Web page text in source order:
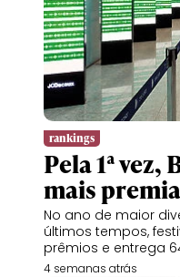
rankings
Pela 1ª
mais
No ano de maior
últimos tempos,
prêmios e entrega
4 semanas atrás